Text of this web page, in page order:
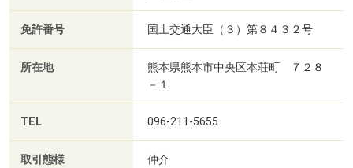
免許番号 国土交通大臣（３）第８４３２号
所在地
熊本県熊本市中央区本荘町 ７２８
－１
TEL 096-211-5655
取引態様 仲介